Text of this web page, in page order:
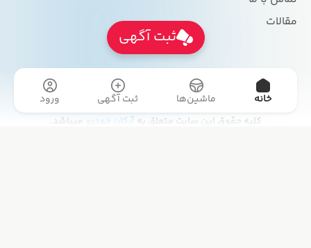
مقالات
طراحی سایت و سئو: شرکت ره وب
کلیه حقوق این سایت متعلق به آرکان خودرو میباشد.
خانه ماشین‌ها ثبت آگهی ورود
ثبت آگهی